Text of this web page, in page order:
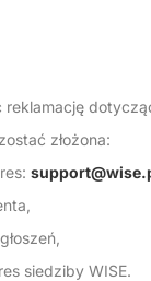
reklamację
złożona:
siedziby WISE.